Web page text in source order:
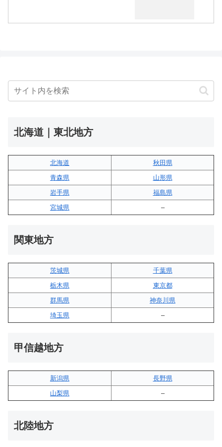
北海道｜東北地方
北海道
秋田県
青森県
山形県
岩手県
福島県
宮城県
–
関東地方
茨城県
千葉県
栃木県
東京都
群馬県
神奈川県
埼玉県
–
甲信越地方
新潟県
長野県
山梨県
–
北陸地方